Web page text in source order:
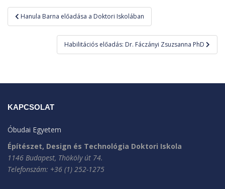
Bejegyzés
navigáció
Hanula Barna előadása a Doktori Iskolában
Habilitációs előadás: Dr. Fáczányi Zsuzsanna PhD
KAPCSOLAT
Óbudai Egyetem
Építészet, Design és Technológia Doktori Iskola
1146 Budapest, Thököly út 74.
Telefonszám: +36 (1) 252-1275